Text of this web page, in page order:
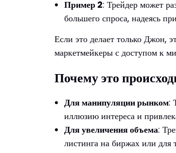
Пример 2: Трейдер может
большего спроса, надеясь
Если это делает только Джон,
маркетмейкеры с доступом к
Почему это
Для манипуляции рынком:
иллюзию интереса и
Для увеличения объема:
листинга на биржах или для